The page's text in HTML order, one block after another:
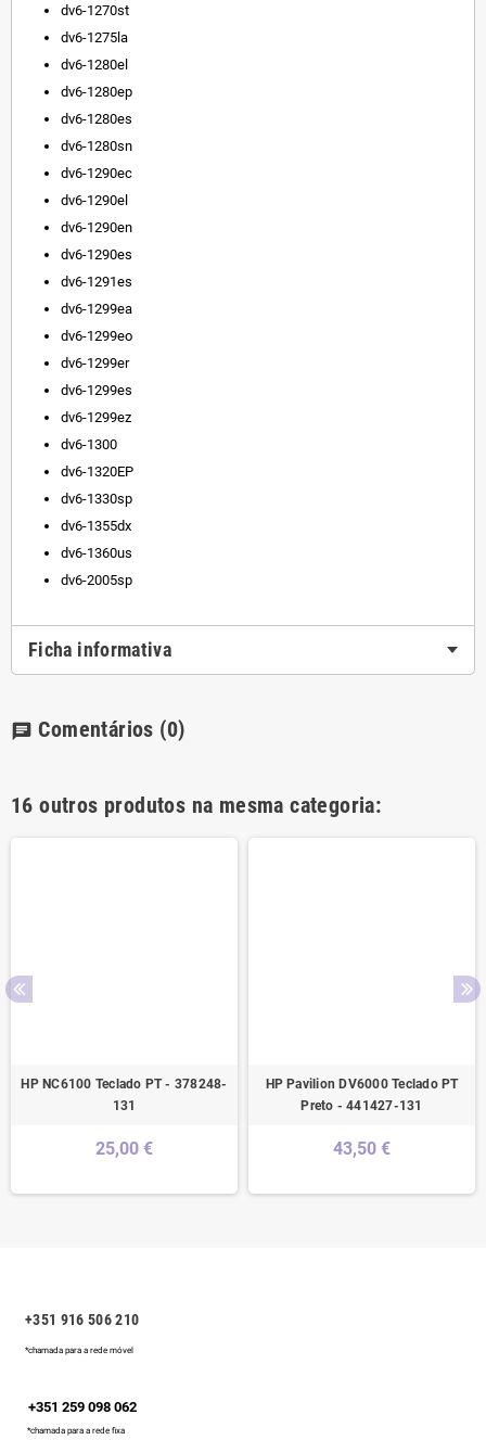
dv6-1270st
dv6-1275la
dv6-1280el
dv6-1280ep
dv6-1280es
dv6-1280sn
dv6-1290ec
dv6-1290el
dv6-1290en
dv6-1290es
dv6-1291es
dv6-1299ea
dv6-1299eo
dv6-1299er
dv6-1299es
dv6-1299ez
dv6-1300
dv6-1320EP
dv6-1330sp
dv6-1355dx
dv6-1360us
dv6-2005sp
Ficha informativa
chat Comentários (0)
16 outros produtos na mesma categoria:
HP NC6100 Teclado PT - 378248-
131
25,00 €
HP Pavilion DV6000 Teclado PT
Preto - 441427-131
43,50 €
+351 916 506 210
*chamada para a rede móvel
+351 259 098 062
*chamada para a rede fixa